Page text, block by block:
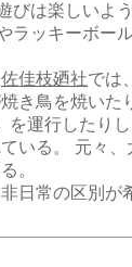
びは楽しいよ
ラッキーボー
佐佳枝廼社では
き鳥を焼いた
を運行したり
いる。 元々
。
日常の区別が